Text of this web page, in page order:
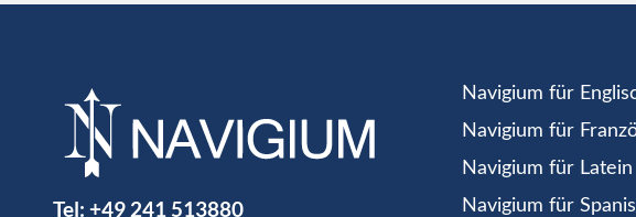
Tel: +49 241 513880
Navigium für
Navigium für
Navigium für Latein
Navigium für